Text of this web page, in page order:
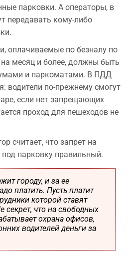
парковки. А операторы, в
передавать кому-либо
оплачиваемые по безналу по
месяц и более, должны быть
и паркоматами. В ПДД
водители по-прежнему смогут
если нет запрещающих
проход для пешеходов не
считает, что запрет на
парковку правильный.
городу, и за ее
платить. Пусть платит
которой ставят
что на свободных
охрана офисов,
водителей деньги за